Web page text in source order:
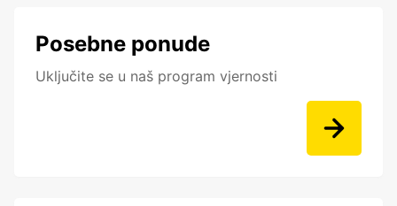
Posebne ponude
Uključite se u naš program vjernosti